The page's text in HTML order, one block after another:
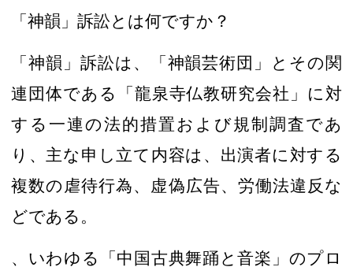
「神韻」訴訟とは何ですか？
「神韻」訴訟は、「神韻芸術団」とその関
連団体である「龍泉寺仏教研究会社」に対
する一連の法的措置および規制調査であ
り、 主な申し立て内容は、出演者に対する
複数の虐待行為、虚偽広告、労働法違反な
どである。
、いわゆる 「 中国古典舞踊と音楽 」のプロ